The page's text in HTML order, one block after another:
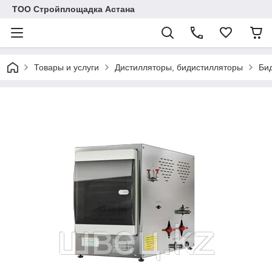
ТОО Стройплощадка Астана
Товары и услуги Дистилляторы, бидистилляторы